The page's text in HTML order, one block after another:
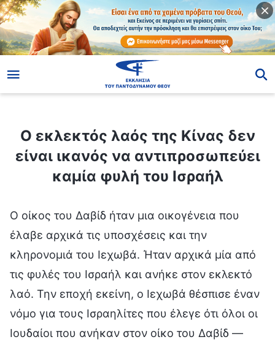
Ο εκλεκτός λαός της Κίνας δεν
είναι ικανός να αντιπροσωπεύει
καμία φυλή του Ισραήλ
Ο οίκος του Δαβίδ ήταν μια οικογένεια που
έλαβε αρχικά τις υποσχέσεις και την
κληρονομιά του Ιεχωβά. Ήταν αρχικά μία από
τις φυλές του Ισραήλ και ανήκε στον εκλεκτό
λαό. Την εποχή εκείνη, ο Ιεχωβά θέσπισε έναν
νόμο για τους Ισραηλίτες που έλεγε ότι όλοι οι
Ιουδαίοι που ανήκαν στον οίκο του Δαβίδ —